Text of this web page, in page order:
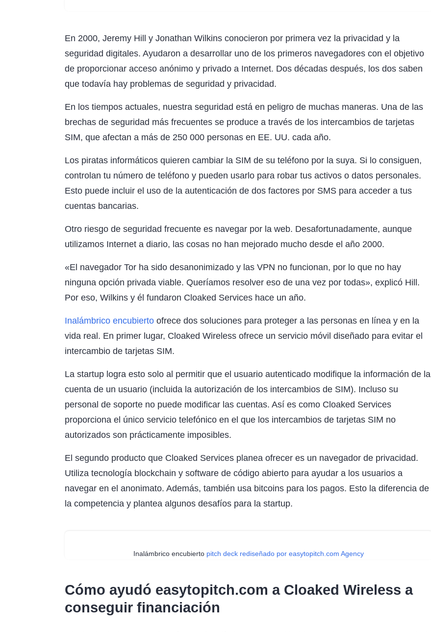
En 2000, Jeremy Hill y Jonathan Wilkins conocieron por primera vez la privacidad y la
seguridad digitales. Ayudaron a desarrollar uno de los primeros navegadores con el objetivo
de proporcionar acceso anónimo y privado a Internet. Dos décadas después, los dos saben
que todavía hay problemas de seguridad y privacidad.
En los tiempos actuales, nuestra seguridad está en peligro de muchas maneras. Una de las
brechas de seguridad más frecuentes se produce a través de los intercambios de tarjetas
SIM, que afectan a más de 250 000 personas en EE. UU. cada año.
Los piratas informáticos quieren cambiar la SIM de su teléfono por la suya. Si lo consiguen,
controlan tu número de teléfono y pueden usarlo para robar tus activos o datos personales.
Esto puede incluir el uso de la autenticación de dos factores por SMS para acceder a tus
cuentas bancarias.
Otro riesgo de seguridad frecuente es navegar por la web. Desafortunadamente, aunque
utilizamos Internet a diario, las cosas no han mejorado mucho desde el año 2000.
«El navegador Tor ha sido desanonimizado y las VPN no funcionan, por lo que no hay
ninguna opción privada viable. Queríamos resolver eso de una vez por todas», explicó Hill.
Por eso, Wilkins y él fundaron Cloaked Services hace un año.
Inalámbrico encubierto ofrece dos soluciones para proteger a las personas en línea y en la
vida real. En primer lugar, Cloaked Wireless ofrece un servicio móvil diseñado para evitar el
intercambio de tarjetas SIM.
La startup logra esto solo al permitir que el usuario autenticado modifique la información de la
cuenta de un usuario (incluida la autorización de los intercambios de SIM). Incluso su
personal de soporte no puede modificar las cuentas. Así es como Cloaked Services
proporciona el único servicio telefónico en el que los intercambios de tarjetas SIM no
autorizados son prácticamente imposibles.
El segundo producto que Cloaked Services planea ofrecer es un navegador de privacidad.
Utiliza tecnología blockchain y software de código abierto para ayudar a los usuarios a
navegar en el anonimato. Además, también usa bitcoins para los pagos. Esto la diferencia de
la competencia y plantea algunos desafíos para la startup.
Inalámbrico encubierto pitch deck rediseñado por easytopitch.com Agency
Cómo ayudó easytopitch.com a Cloaked Wireless a
conseguir financiación